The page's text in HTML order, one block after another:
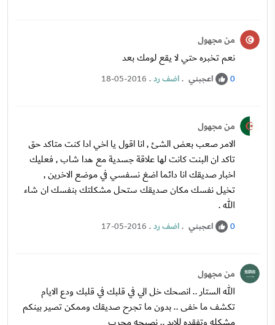
من مجهول
نعم تخبره حتي لا يقع لومك بعد
0 اعجبني .اضف رد.
18-05-2016
من مجهول
الامر صعب بعض الشئ , انا اقول يا اخي ادا كنت متاكد حق
تاكد ان البنت كانت لها علاقة جسدية مع هدا شاب , فعليك
اخبار صديقك انا دائما اضغ نسفسي في موضع الاخرين ,
تخيل نفسك مكان صديقك ستحل مشكلتك بنفسك ان شاء
الله .
0 اعجبني .اضف رد.
17-05-2016
من مجهول
الله الستار .. انصحك خل الي في قلبك في قلبك ودع الايام
تكشف ما خفى .. بدون ما تجرح صديقك وممكن تصير بينكم